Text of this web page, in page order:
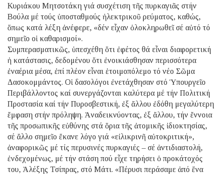
Κυριάκου Μητσοτάκη γιά συσχέτιση τῆς πυρκαγιᾶς στήν
Βούλα μέ τούς ὑποσταθμούς ἠλεκτρικοῦ ρεύματος, καθώς,
ὅπως κατά λέξη ἀνέφερε, «δέν εἶχαν ὁλοκληρωθεῖ σέ αὐτό τό
σημεῖο οἱ καθαρισμοί».
Συμπερασματικῶς, ὑπεσχέθη ὅτι ἐφέτος θά εἶναι διαφορετική
ἡ κατάστασις, δεδομένου ὅτι ἐνοικιάσθησαν περισσότερα
ἐναέρια μέσα, ἐπί πλέον εἶναι ἑτοιμοπόλεμο τό νέο Σῶμα
Δασοκομμάντος. Οἱ δασολόγοι ἐνετάχθησαν στό Ὑπουργεῖο
Περιβάλλοντος καί συνεργάζονται καλύτερα μέ τήν Πολιτική
Προστασία καί τήν Πυροσβεστική, ἐξ ἄλλου ἐδόθη μεγαλύτερη
ἔμφαση στήν πρόληψη. Ἀναδεικνύοντας, ἐξ ἄλλου, τήν ἔννοια
τῆς προσωπικῆς εὐθύνης στά ὅρια τῆς ἀτομικῆς ἰδιοκτησίας,
σέ ἄλλο σημεῖο ἔκανε λόγο γιά «εἰλικρινῆ αὐτοκριτική»,
ἀναφορικῶς μέ τίς περυσινές πυρκαγιές – σέ ἀντιδιαστολή,
ἐνδεχομένως, μέ τήν στάση πού εἶχε τηρήσει ὁ προκάτοχός
του, Ἀλέξης Τσίπρας, στό Μάτι. «Πέρυσι περάσαμε ἀπό ἕνα